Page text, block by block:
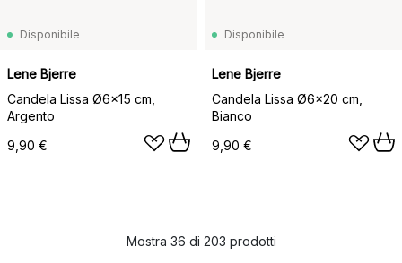
Disponibile
Lene Bjerre
Candela Lissa Ø6x15 cm,
Argento
9,90 €
Disponibile
Lene Bjerre
Candela Lissa Ø6x20 cm,
Bianco
9,90 €
Mostra 36 di 203 prodotti